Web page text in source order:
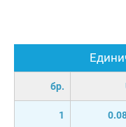
бр.
1